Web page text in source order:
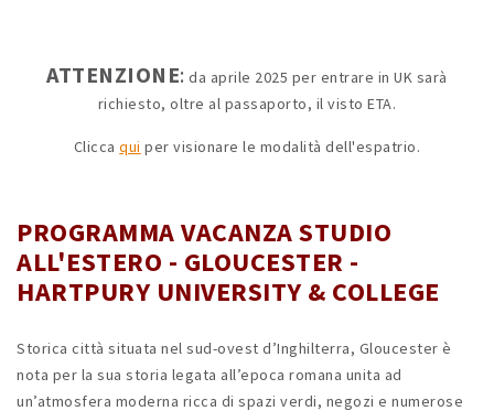
ATTENZIONE: da aprile 2025 per entrare in UK sarà
richiesto, oltre al passaporto, il visto ETA.
Cliccaqui per visionare le modalità dell'espatrio.
PROGRAMMA VACANZA STUDIO
ALL'ESTERO - GLOUCESTER -
HARTPURY UNIVERSITY & COLLEGE
Storica città situata nel sud-ovest d’Inghilterra, Gloucester è
nota per la sua storia legata all’epoca romana unita ad
un’atmosfera moderna ricca di spazi verdi, negozi e numerose